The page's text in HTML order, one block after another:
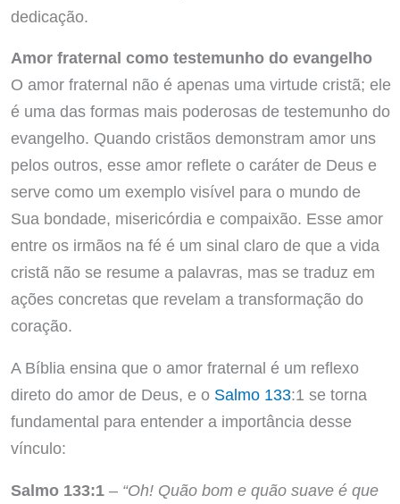
dedicação.
Amor fraternal como testemunho do evangelho
O amor fraternal não é apenas uma virtude cristã; ele
é uma das formas mais poderosas de testemunho do
evangelho. Quando cristãos demonstram amor uns
pelos outros, esse amor reflete o caráter de Deus e
serve como um exemplo visível para o mundo de
Sua bondade, misericórdia e compaixão. Esse amor
entre os irmãos na fé é um sinal claro de que a vida
cristã não se resume a palavras, mas se traduz em
ações concretas que revelam a transformação do
coração.
A Bíblia ensina que o amor fraternal é um reflexo
direto do amor de Deus, e o Salmo 133:1 se torna
fundamental para entender a importância desse
vínculo:
Salmo 133:1– “Oh! Quão bom e quão suave é que